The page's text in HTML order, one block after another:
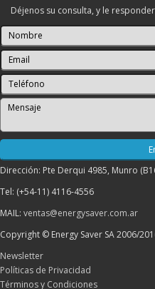
Déjenos su consulta, y le
Dirección: Pte Derqui 4985, Munro
Tel: (+54-11) 4116-4556
MAIL: ventas@energysaver.com.ar
Copyright © Energy Saver SA 2006/
Newsletter
Políticas de Privacidad
Términos y Condiciones